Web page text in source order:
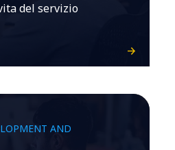
del servizio
AND